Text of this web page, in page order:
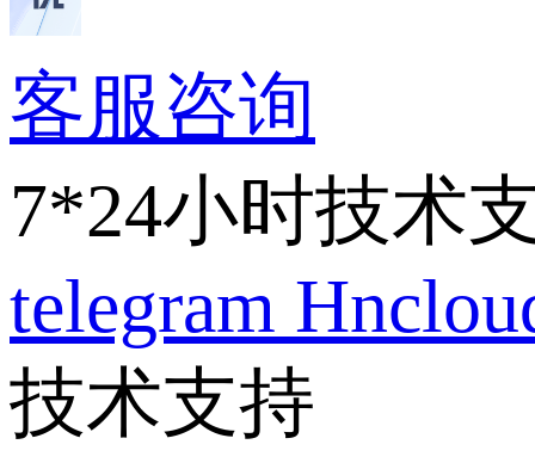
客服咨询
7*24小时技术
telegram
技术支持